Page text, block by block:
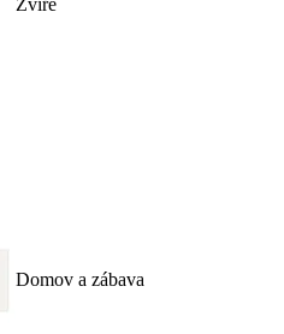
Zvíře
Domov a zábava